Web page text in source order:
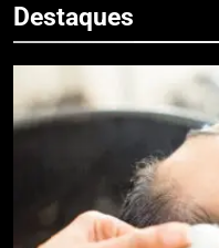
Destaques